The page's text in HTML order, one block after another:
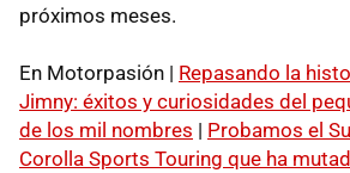
próximos meses.
En Motorpasión | Repasando la
Jimny: éxitos y curiosidades del
de los mil nombres | Probamos el
Corolla Sports Touring que ha